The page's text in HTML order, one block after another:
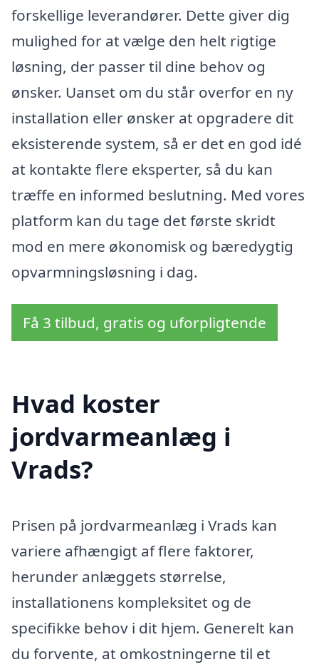
forskellige leverandører. Dette giver dig
mulighed for at vælge den helt rigtige
løsning, der passer til dine behov og
ønsker. Uanset om du står overfor en ny
installation eller ønsker at opgradere dit
eksisterende system, så er det en god idé
at kontakte flere eksperter, så du kan
træffe en informed beslutning. Med vores
platform kan du tage det første skridt
mod en mere økonomisk og bæredygtig
opvarmningsløsning i dag.
Få 3 tilbud, gratis og uforpligtende
Hvad koster
jordvarmeanlæg i
Vrads?
Prisen på jordvarmeanlæg i Vrads kan
variere afhængigt af flere faktorer,
herunder anlæggets størrelse,
installationens kompleksitet og de
specifikke behov i dit hjem. Generelt kan
du forvente, at omkostningerne til et